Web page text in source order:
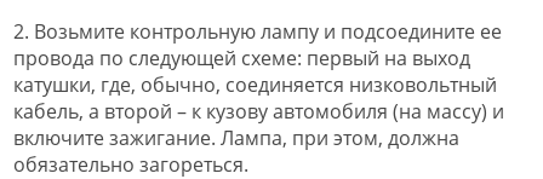
2. Возьмите контрольную лампу и подсоедините ее
провода по следующей схеме: первый на выход
катушки, где, обычно, соединяется низковольтный
кабель, а второй – к кузову автомобиля (на массу) и
включите зажигание. Лампа, при этом, должна
обязательно загореться.